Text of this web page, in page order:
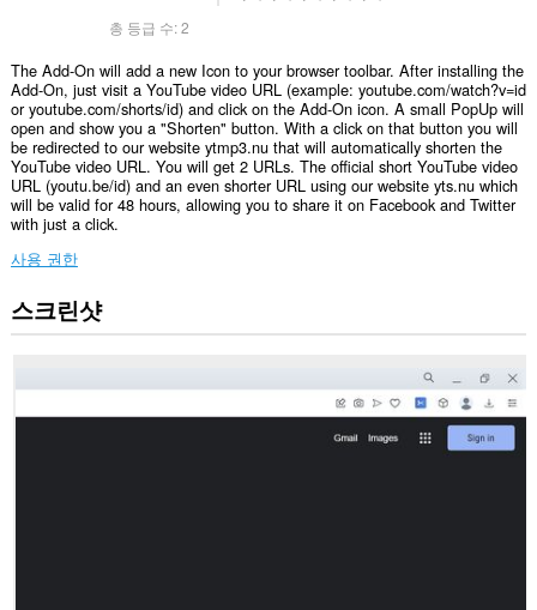
총 등급 수:2
The Add-On will add a new Icon to your browser toolbar. After installing the
Add-On, just visit a YouTube video URL (example: youtube.com/watch?v=id
or youtube.com/shorts/id) and click on the Add-On icon. A small PopUp will
open and show you a "Shorten" button. With a click on that button you will
be redirected to our website ytmp3.nu that will automatically shorten the
YouTube video URL. You will get 2 URLs. The official short YouTube video
URL (youtu.be/id) and an even shorter URL using our website yts.nu which
will be valid for 48 hours, allowing you to share it on Facebook and Twitter
with just a click.
사용 권한
이
확
능
스크린샷